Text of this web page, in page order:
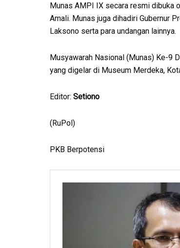
Munas AMPI IX secara resmi dibuka
Amali. Munas juga dihadiri Gubernur
Laksono serta para undangan lainnya.
Musyawarah Nasional (Munas) Ke-9
yang digelar di Museum Merdeka,
Editor: Setiono
(RuPol)
PKB Berpotensi